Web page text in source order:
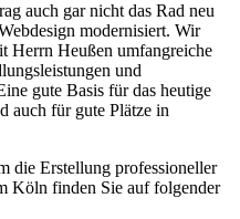
auch gar nicht das Rad neu
modernisiert. Wir
Herrn Heußen umfangreiche
und
gute Basis für das heutige
auch für gute Plätze in
die Erstellung professioneller
Köln finden Sie auf folgender